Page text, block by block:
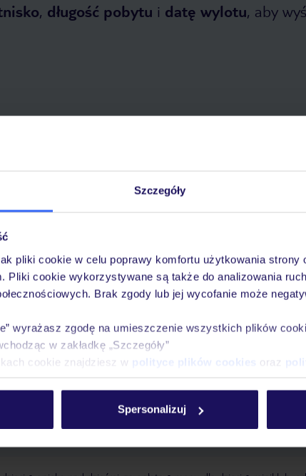
Szczegóły
pliki cookie w celu poprawy komfortu użytkowania strony
Pliki cookie wykorzystywane są także do analizowania
Brak zgody lub jej wycofanie może
wyrażasz zgodę na umieszczenie wszystkich plików
w zakładkę „Szczegóły”
cookie znajdziesz w polityce plików cookies oraz
Spersonalizuj
, długość pobytu i datę wylotu, aby
Dlaczego warto wybrać TUI?
30 lat w Polsce
Tylko u nas opieka na
wakacjach 24/7
Pokoje Wyżywienie